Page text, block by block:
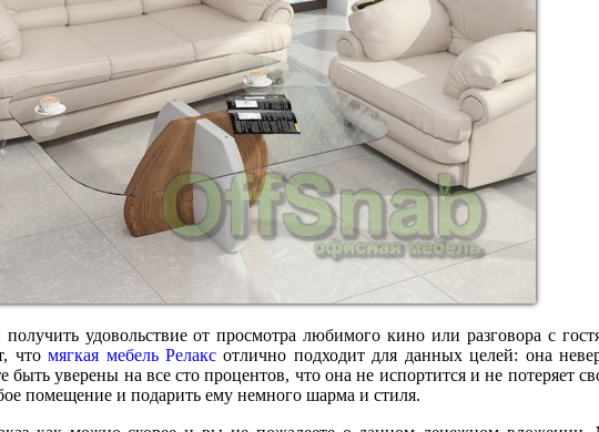
удовольствие от просмотра любимого кино или разговора с
чтомягкая мебель Релакс отлично подходит для данных целей: она
уверены на все сто процентов, что она не испортится и не потеряет
помещение и подарить ему немного шарма и стиля.